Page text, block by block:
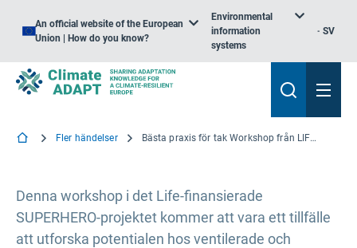
An official website of the European
Union | How do you know?
Environmental
information
systems
SV
Fler händelser Bästa praxis för tak Workshop från LIFE-finansierat SUPERHERO-projekt
Denna workshop i det Life-finansierade
SUPERHERO-projektet kommer att vara ett tillfälle
att utforska potentialen hos ventilerade och